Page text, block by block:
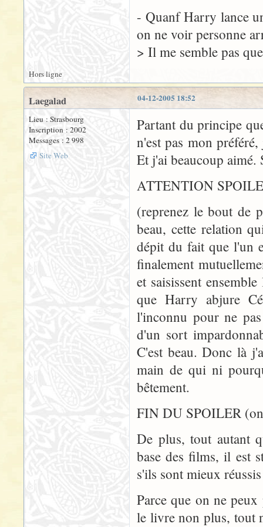
- Quanf Harry lance
on ne voir personne
> Il me semble pas
Hors ligne
04-12-2005 18:52
Laegalad
Lieu : Strasbourg
Inscription : 2002
Messages : 2 998
Site Web
Partant du principe
n'est pas mon
Et j'ai beaucoup aimé.
ATTENTION
(reprenez le bout de
beau, cette relation
dépit du fait que l'un
finalement
et saisissent
que Harry abjure
l'inconnu pour ne
d'un sort
C'est beau. Donc là
main de qui ni
bêtement.
FIN DU SPOILER
De plus, tout autant
base des films, il est
s'ils sont mieux
Parce que on ne
le livre non plus, tout